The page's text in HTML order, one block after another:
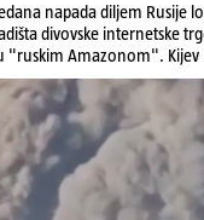
napada diljem Rusije
divovske internetske
"ruskim Amazonom". Kijev
obična trgovačka skladišta,
potrebe, odnosno za
za dronove i druge opreme
napadi služe i kao izravan
poštanske i logističke
posljedice rata
građanima.